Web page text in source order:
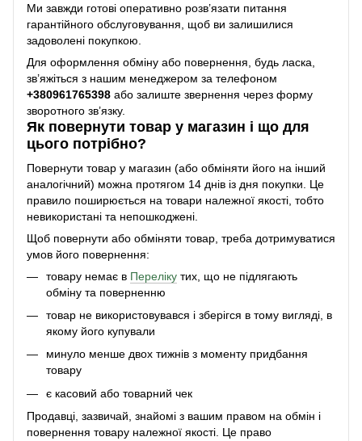
Ми завжди готові оперативно розв’язати питання
гарантійного обслуговування, щоб ви залишилися
задоволені покупкою.
Для оформлення обміну або повернення, будь ласка,
зв’яжіться з нашим менеджером за телефоном
+380961765398 або залиште звернення через форму
зворотного зв’язку.
Як повернути товар у магазин і що для
цього потрібно?
Повернути товар у магазин (або обміняти його на інший
аналогічний) можна протягом 14 днів із дня покупки. Це
правило поширюється на товари належної якості, тобто
невикористані та непошкоджені.
Щоб повернути або обміняти товар, треба дотримуватися
умов його повернення:
товару немає в Переліку тих, що не підлягають
обміну та поверненню
товар не використовувався і зберігся в тому вигляді, в
якому його купували
минуло менше двох тижнів з моменту придбання
товару
є касовий або товарний чек
Продавці, зазвичай, знайомі з вашим правом на обмін і
повернення товару належної якості. Це право